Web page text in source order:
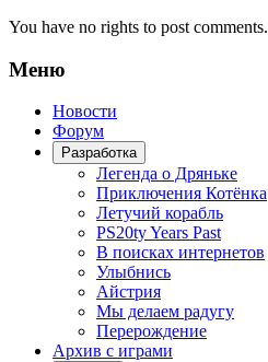
You have no rights to post comments.
Меню
Новости
Форум
Разработка
Легенда о Дряньке
Приключения Котёнка
Летучий корабль
PS20ty Years Past
В поисках интернетов
Улыбнись
Айстрия
Мы делаем радугу
Перерождение
Архив с играми